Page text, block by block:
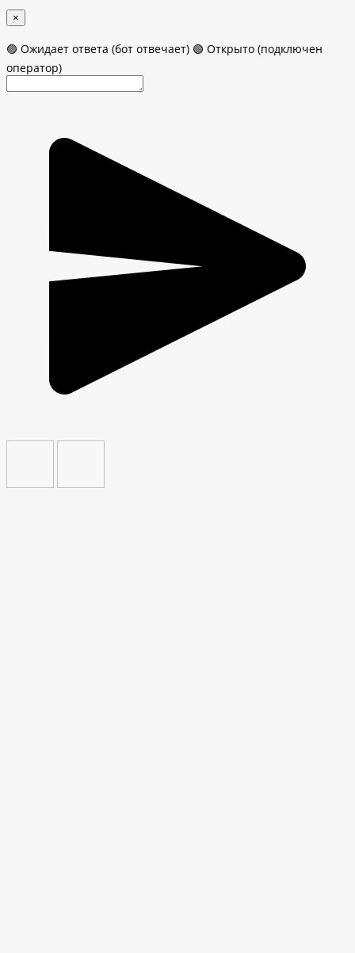
×
🟣 Ожидает ответа (бот отвечает) 🟢 Открыто (подключен
оператор)